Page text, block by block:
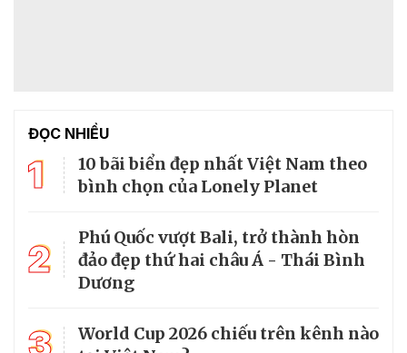
ĐỌC NHIỀU
1
10 bãi biển đẹp nhất Việt Nam theo
bình chọn của Lonely Planet
2
Phú Quốc vượt Bali, trở thành hòn
đảo đẹp thứ hai châu Á - Thái Bình
Dương
World Cup 2026 chiếu trên kênh nào